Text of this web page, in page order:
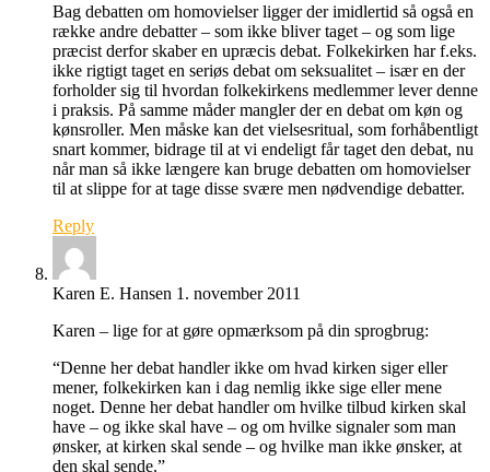
Bag debatten om homovielser ligger der imidlertid så også en
række andre debatter – som ikke bliver taget – og som lige
præcist derfor skaber en upræcis debat. Folkekirken har f.eks.
ikke rigtigt taget en seriøs debat om seksualitet – især en der
forholder sig til hvordan folkekirkens medlemmer lever denne
i praksis. På samme måder mangler der en debat om køn og
kønsroller. Men måske kan det vielsesritual, som forhåbentligt
snart kommer, bidrage til at vi endeligt får taget den debat, nu
når man så ikke længere kan bruge debatten om homovielser
til at slippe for at tage disse svære men nødvendige debatter.
Reply
Karen E. Hansen 1. november 2011
Karen – lige for at gøre opmærksom på din sprogbrug:
“Denne her debat handler ikke om hvad kirken siger eller
mener, folkekirken kan i dag nemlig ikke sige eller mene
noget. Denne her debat handler om hvilke tilbud kirken skal
have – og ikke skal have – og om hvilke signaler som man
ønsker, at kirken skal sende – og hvilke man ikke ønsker, at
den skal sende.”